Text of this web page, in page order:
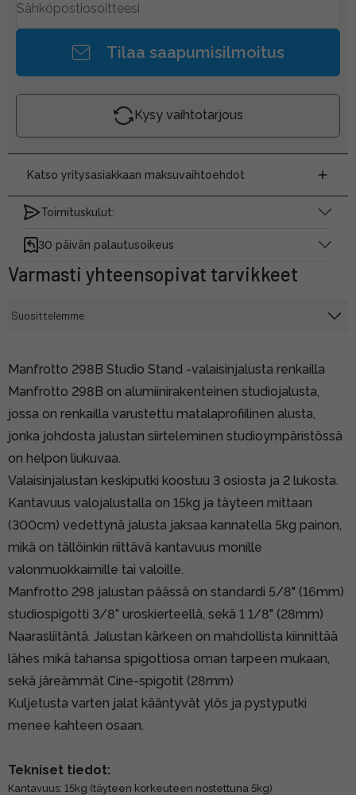
Tilaa saapumisilmoitus
Kysy vaihtotarjous
Katso yritysasiakkaan maksuvaihtoehdot
Toimituskulut:
30 päivän palautusoikeus
Varmasti yhteensopivat tarvikkeet
Manfrotto 298B Studio Stand -valaisinjalusta renkailla
Manfrotto 298B on alumiinirakenteinen studiojalusta,
jossa on renkailla varustettu matalaprofiilinen alusta,
jonka johdosta jalustan siirteleminen studioympäristössä
on helpon liukuvaa.
Valaisinjalustan keskiputki koostuu 3 osiosta ja 2 lukosta.
Kantavuus valojalustalla on 15kg ja täyteen mittaan
(300cm) vedettynä jalusta jaksaa kannatella 5kg painon,
mikä on tällöinkin riittävä kantavuus monille
valonmuokkaimille tai valoille.
Manfrotto 298 jalustan päässä on standardi 5/8" (16mm)
studiospigotti 3/8” uroskierteellä, sekä 1 1/8" (28mm)
Naarasliitäntä. Jalustan kärkeen on mahdollista kiinnittää
lähes mikä tahansa spigottiosa oman tarpeen mukaan,
sekä järeämmät Cine-spigotit (28mm)
Kuljetusta varten jalat kääntyvät ylös ja pystyputki
menee kahteen osaan.
Tekniset tiedot:
Kantavuus: 15kg (täyteen korkeuteen nostettuna 5kg)